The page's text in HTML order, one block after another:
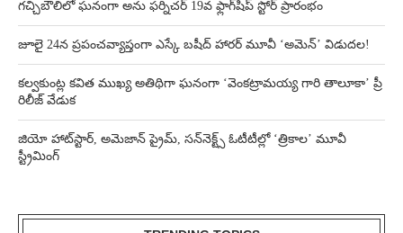
గచ్చిబౌలిలో ఘనంగా అను ఫర్నిచర్ 19వ ఫ్లాగ్‌షిప్ స్టోర్ ప్రారంభం
జూలై 24న ప్రపంచవ్యాప్తంగా ఎస్కే బషీద్‌ హారర్ మూవీ ‘అమెన్’ విడుదల!
కల్వకుంట్ల కవిత ముఖ్య అతిథిగా ఘనంగా ‘వెంకట్రామయ్య గారి తాలూకా’ ప్రీ
రిలీజ్ వేడుక
జియో హాట్‌స్టార్, అమెజాన్ ప్రైమ్, సన్‌నెక్ట్స్ ఓటీటీల్లో ‘త్రికాల’ మూవీ
స్ట్రీమింగ్